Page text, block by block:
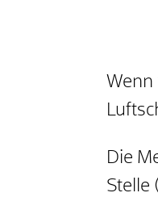
Wenn
Die
Stelle